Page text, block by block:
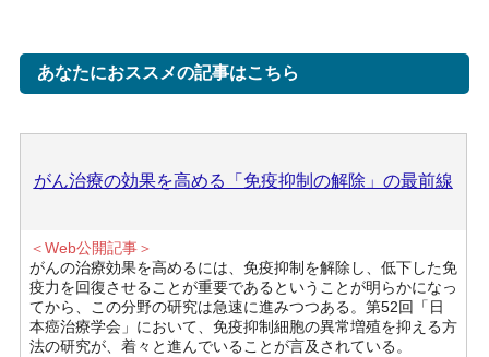
あなたにおススメの記事はこちら
がん治療の効果を高める「免疫抑制の解除」の最前線
＜Web公開記事＞
がんの治療効果を高めるには、免疫抑制を解除し、低下した免
疫力を回復させることが重要であるということが明らかになっ
てから、この分野の研究は急速に進みつつある。第52回「日
本癌治療学会」において、免疫抑制細胞の異常増殖を抑える方
法の研究が、着々と進んでいることが言及されている。